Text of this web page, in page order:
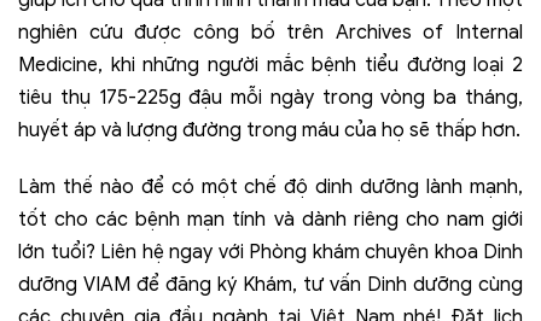
nghiên cứu được công bố trên Archives of Internal
Medicine, khi những người mắc bệnh tiểu đường loại 2
tiêu thụ 175-225g đậu mỗi ngày trong vòng ba tháng,
huyết áp và lượng đường trong máu của họ sẽ thấp hơn.
Làm thế nào để có một chế độ dinh dưỡng lành mạnh,
tốt cho các bệnh mạn tính và dành riêng cho nam giới
lớn tuổi? Liên hệ ngay với Phòng khám chuyên khoa Dinh
dưỡng VIAM để đăng ký Khám, tư vấn Dinh dưỡng cùng